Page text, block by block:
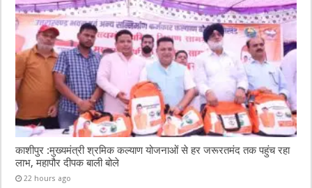
काशीपुर :मुख्यमंत्री श्रमिक कल्याण योजनाओं से हर जरूरतमंद तक पहुंच रहा
लाभ, महापौर दीपक बाली बोले
22 hours ago